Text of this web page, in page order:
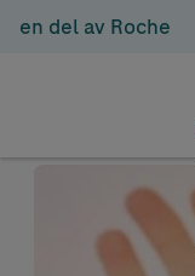
en del av Roche